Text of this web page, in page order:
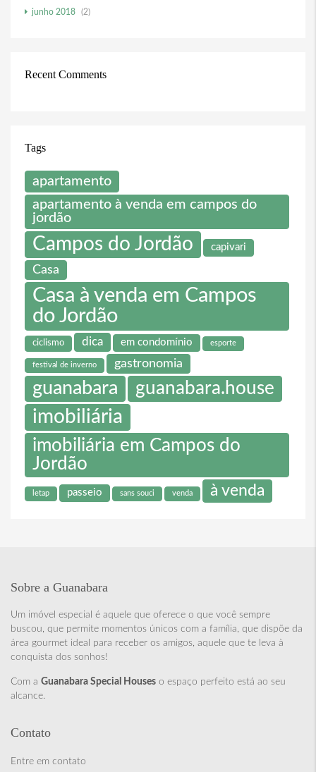
junho 2018
(2)
Recent Comments
Tags
apartamento
apartamento à venda em campos do
jordão
Campos do Jordão capivari
Casa
Casa à venda em Campos
do Jordão
ciclismo dica em condomínio esporte
festival de inverno gastronomia
guanabara guanabara.house
imobiliária
imobiliária em Campos do
Jordão
letap passeio sans souci venda à venda
Sobre a Guanabara
Um imóvel especial é aquele que oferece o que você sempre
buscou, que permite momentos únicos com a família, que dispõe da
área gourmet ideal para receber os amigos, aquele que te leva à
conquista dos sonhos!
Com a Guanabara Special Houses o espaço perfeito está ao seu
alcance.
Contato
Entre em contato